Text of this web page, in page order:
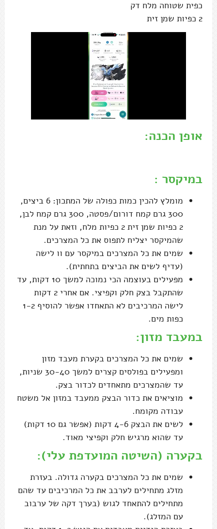
כפית שטוחה מלח דק
2 כפיות שמן זית
אופן הכנה:
במיקסר :
מומלץ להכין כמות כפולה של המתכון: 6 ביצים,
300 גרם קמח דורום/פסטה, 300 גרם קמח לבן,
2 כפיות שמן זית 2 כפיות מלח, וזאת על מנת
שהמיקסר יצליח לתפוס את כל המצרכים.
שמים את כל המצרכים במיקסר עם וו לישה
(עדיף לשים את הביצים בתחתית).
מפעילים בעוצמה הכי נמוכה למשך 10 דקות, עד
שהתקבל בצק חלק וקפיצי. אם אחרי 2 דקות
לישה המרכיבים לא התאחדו אפשר להוסיף 1-2
כפות מים.
במעבד מזון:
שמים את כל המצרכים בקערת מעבד מזון
ומפעילים בפולסים קצרים למשך 30-40 שניות,
עד שהמצרכים מתאחדים לכדור בצק.
מוציאים את כדור הבצק ממעבד במזון אל משטח
עבודה מקומח.
לשים את הבצק 4-6 דקות (אפשר גם 10 דקות)
עד שהוא מרגיש חלק וקפיצי מאוד.
בקערה (השיטה המועדפת עלי):
שמים את כל המצרכים בקערה גדולה. בעזרת
מזלג מתחילים לערבב את כל המרכיבים עד שהם
מתחילים להתאחד לגוש (בערך דקה של ערבוב
עם המזלג).